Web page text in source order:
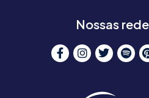
Nossas
F
a
I
n
a
T
w
t
S
p